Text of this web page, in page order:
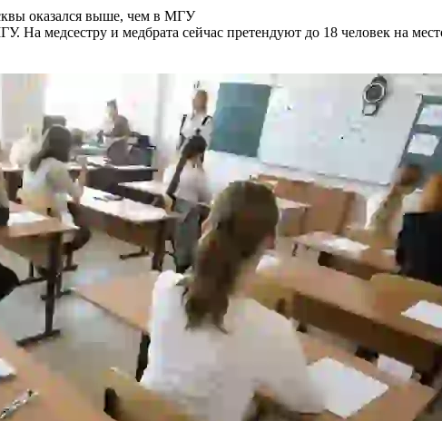
оказался выше, чем в МГУ
На медсестру и медбрата сейчас претендуют до 18 человек на